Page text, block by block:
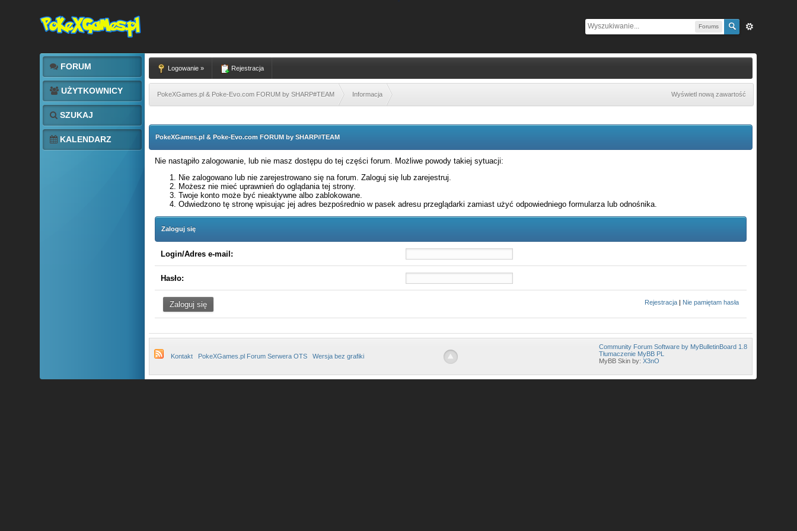
Forums
FORUM
UŻYTKOWNICY
SZUKAJ
KALENDARZ
Logowanie » Rejestracja
PokeXGames.pl & Poke-Evo.com FORUM by SHARP#TEAM Informacja Wyświetl nową zawartość
PokeXGames.pl & Poke-Evo.com FORUM by SHARP#TEAM
Nie nastąpiło zalogowanie, lub nie masz dostępu do tej części forum. Możliwe powody takiej sytuacji:
Nie zalogowano lub nie zarejestrowano się na forum. Zaloguj się lub zarejestruj.
Możesz nie mieć uprawnień do oglądania tej strony.
Twoje konto może być nieaktywne albo zablokowane.
Odwiedzono tę stronę wpisując jej adres bezpośrednio w pasek adresu przeglądarki zamiast użyć odpowiedniego formularza lub odnośnika.
Zaloguj się
Login/Adres e-mail:
Hasło:
Rejestracja | Nie pamiętam hasła
Kontakt PokeXGames.pl Forum Serwera OTS Wersja bez grafiki
Community Forum Software by MyBulletinBoard 1.8
Tłumaczenie MyBB PL
MyBB Skin by:X3nO